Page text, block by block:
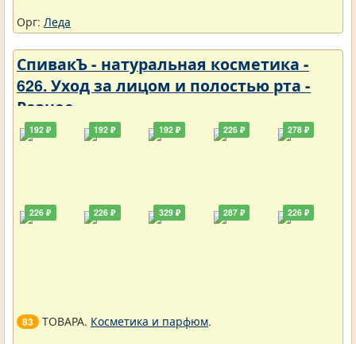
Орг: Леда
СпивакЪ - натуральная косметика -
626. Уход за лицом и полостью рта -
Разное
192 ₽
226 ₽
192 ₽
226 ₽
192 ₽
329 ₽
226 ₽
287 ₽
278 ₽
226 ₽
83 ТОВАРА. Косметика и парфюм.